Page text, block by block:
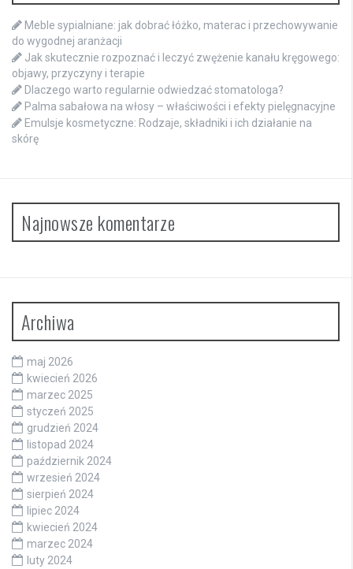
Meble sypialniane: jak dobrać łóżko, materac i przechowywanie
do wygodnej aranżacji
Jak skutecznie rozpoznać i leczyć zwężenie kanału kręgowego:
objawy, przyczyny i terapie
Dlaczego warto regularnie odwiedzać stomatologa?
Palma sabałowa na włosy – właściwości i efekty pielęgnacyjne
Emulsje kosmetyczne: Rodzaje, składniki i ich działanie na
skórę
Najnowsze komentarze
Archiwa
maj 2026
kwiecień 2026
marzec 2025
styczeń 2025
grudzień 2024
listopad 2024
październik 2024
wrzesień 2024
sierpień 2024
lipiec 2024
kwiecień 2024
marzec 2024
luty 2024